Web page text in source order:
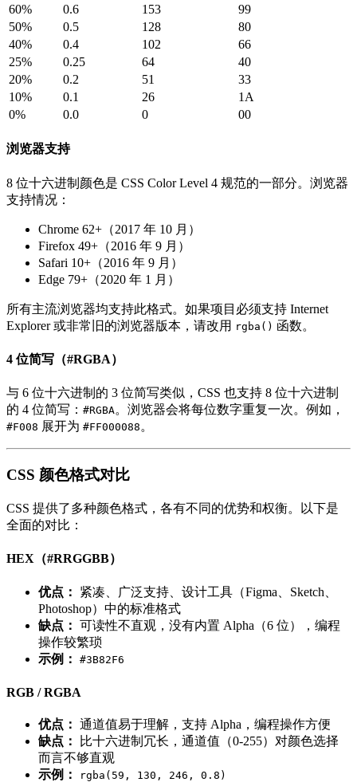
60%
0.6 153
99
50%
0.5 128
80
40%
0.4 102
66
25%
0.25 64
40
20%
0.2 51
33
10%
0.1 26
1A
0%
0.0 0 00
浏览器支持
8 位十六进制颜色是 CSS Color Level 4 规范的一部分。浏览器
支持情况：
Chrome 62+（2017 年 10 月）
Firefox 49+（2016 年 9 月）
Safari 10+（2016 年 9 月）
Edge 79+（2020 年 1 月）
所有主流浏览器均支持此格式。如果项目必须支持 Internet
Explorer 或非常旧的浏览器版本，请改用 rgba() 函数。
4 位简写（#RGBA）
与 6 位十六进制的 3 位简写类似，CSS 也支持 8 位十六进制
的 4 位简写： #RGBA。浏览器会将每位数字重复一次。例如，
#F008 展开为 #FF000088 。
CSS 颜色格式对比
CSS 提供了多种颜色格式，各有不同的优势和权衡。以下是
全面的对比：
HEX（#RRGGBB）
优点：
紧凑、广泛支持、设计工具（Figma、Sketch、
Photoshop）中的标准格式
缺点： 可读性不直观，没有内置 Alpha（6 位），编程
操作较繁琐
示例：
#3B82F6
RGB / RGBA
优点： 通道值易于理解，支持 Alpha，编程操作方便
缺点：
比十六进制冗长，通道值（0-255）对颜色选择
而言不够直观
示例：
rgba(59, 130, 246, 0.8)